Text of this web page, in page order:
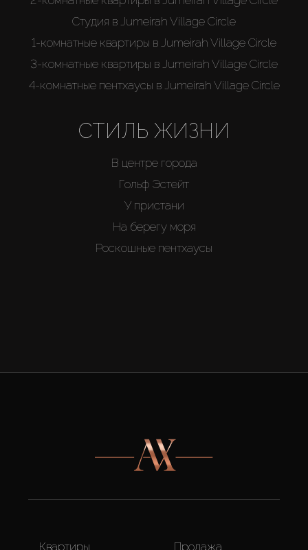
Студия в Jumeirah Village Circle
1-комнатные квартиры в Jumeirah Village Circle
3-комнатные квартиры в Jumeirah Village Circle
4-комнатные пентхаусы в Jumeirah Village Circle
СТИЛЬ ЖИЗНИ
В центре города
Гольф Эстейт
У пристани
На берегу моря
Роскошные пентхаусы
Квартиры
Продажа